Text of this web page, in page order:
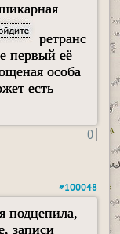
ретранс
первый её
особа
есть
0
#100048
подцепила,
записи